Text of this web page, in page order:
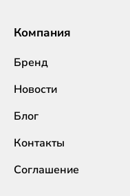
Компания
Бренд
Новости
Блог
Контакты
Соглашение